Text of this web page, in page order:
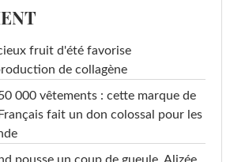
fruit d'été favorise
de collagène
000 vêtements : cette marque de
fait un don colossal pour les